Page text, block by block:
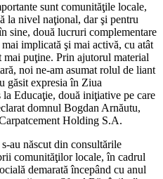
sunt comunităţile locale,
la nivel naţional, dar şi pentru
sine, două lucruri complementare
implicată şi mai activă, cu atât
puţine. Prin ajutorul material
noi ne-am asumat rolul de liant
găsit expresia în Ziua
Educaţie, două iniţiative pe care
domnul Bogdan Arnăutu,
Holding S.A.
au născut din consultările
comunităţilor locale, în cadrul
demarată începând cu anul